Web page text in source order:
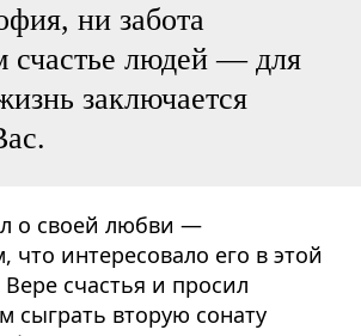
ни забота
счастье людей — для
заключается
о своей любви —
что интересовало его в этой
счастья и просил
сыграть вторую сонату